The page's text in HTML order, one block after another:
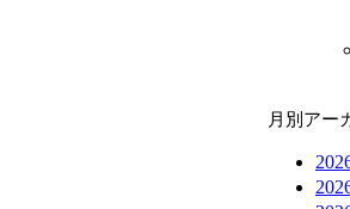
月別アー